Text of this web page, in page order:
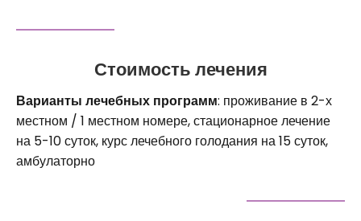
Стоимость лечения
Варианты лечебных программ: проживание в 2-х
местном / 1 местном номере, стационарное лечение
на 5-10 суток, курс лечебного голодания на 15 суток,
амбулаторно